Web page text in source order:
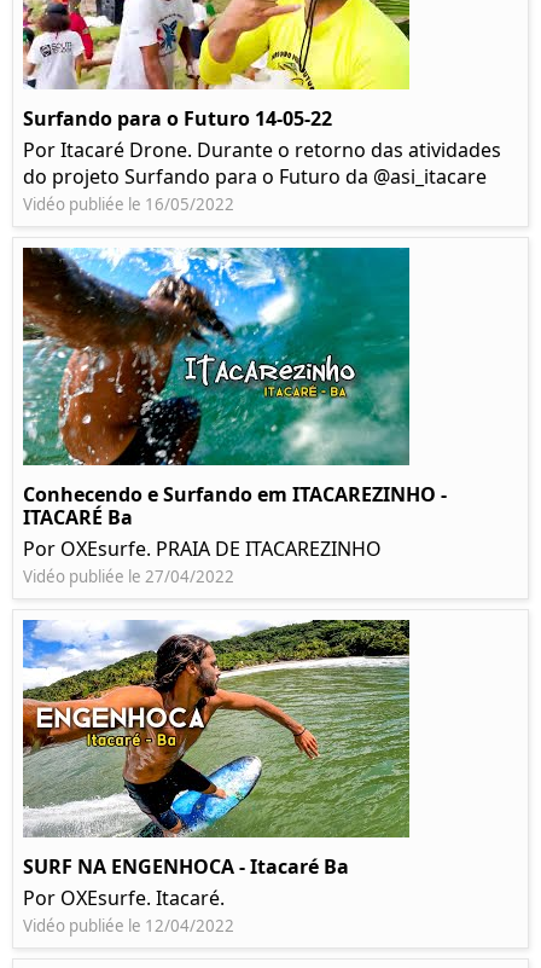
Surfando para o Futuro 14-05-22
Por Itacaré Drone. Durante o retorno das atividades
do projeto Surfando para o Futuro da @asi_itacare
Vidéo publiée le 16/05/2022
Conhecendo e Surfando em ITACAREZINHO -
ITACARÉ Ba
Por OXEsurfe. PRAIA DE ITACAREZINHO
Vidéo publiée le 27/04/2022
SURF NA ENGENHOCA - Itacaré Ba
Por OXEsurfe. Itacaré.
Vidéo publiée le 12/04/2022